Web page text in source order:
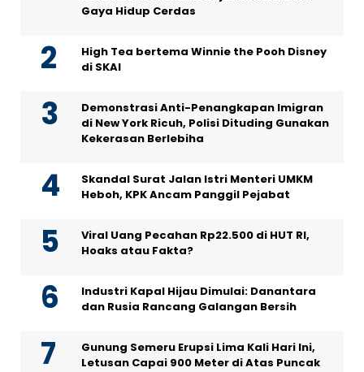
Gaya Hidup Cerdas
High Tea bertema Winnie the Pooh Disney
di SKAI
Demonstrasi Anti-Penangkapan Imigran
di New York Ricuh, Polisi Dituding Gunakan
Kekerasan Berlebiha
Skandal Surat Jalan Istri Menteri UMKM
Heboh, KPK Ancam Panggil Pejabat
Viral Uang Pecahan Rp22.500 di HUT RI,
Hoaks atau Fakta?
Industri Kapal Hijau Dimulai: Danantara
dan Rusia Rancang Galangan Bersih
Gunung Semeru Erupsi Lima Kali Hari Ini,
Letusan Capai 900 Meter di Atas Puncak